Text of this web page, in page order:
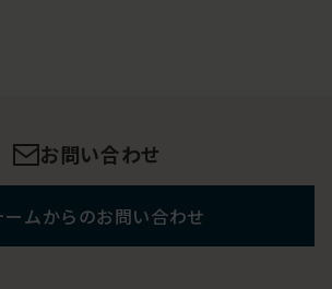
お問い合わせ
ームからのお問い合わせ